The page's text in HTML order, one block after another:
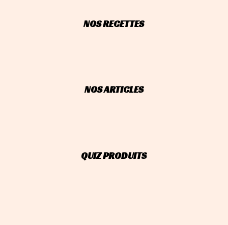
NOS RECETTES
NOS ARTICLES
QUIZ PRODUITS